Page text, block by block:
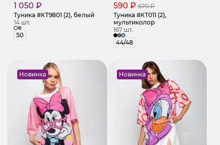
1 050 ₽
Туника #КТ9801 (2), белый
14 шт.
50
590 ₽ 670 ₽
Туника #КТ011 (2),
мультиколор
167 шт.
44/48
Новинка Новинка